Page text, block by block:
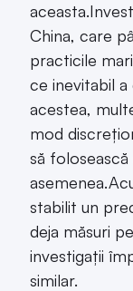
China, care
practicile
ce inevitabil a
acestea,
mod
să
stabilit un
deja măsuri
investigații
similar.